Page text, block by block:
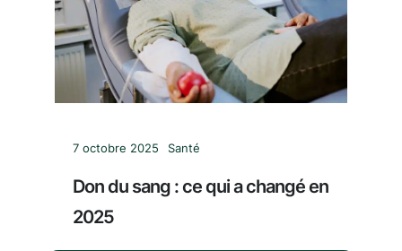
7 octobre 2025 Santé
Don du sang : ce qui a changé en
2025